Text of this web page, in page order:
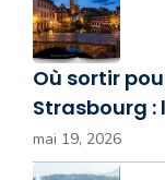
Où sortir
Strasbourg :
mai 19, 2026